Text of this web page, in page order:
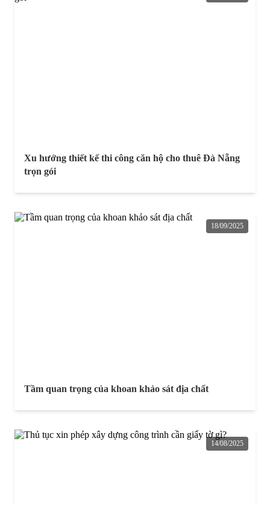
Xu hướng thiết kế thi công căn hộ cho thuê Đà Nẵng
trọn gói
18/09/2025
Tầm quan trọng của khoan khảo sát địa chất
14/08/2025